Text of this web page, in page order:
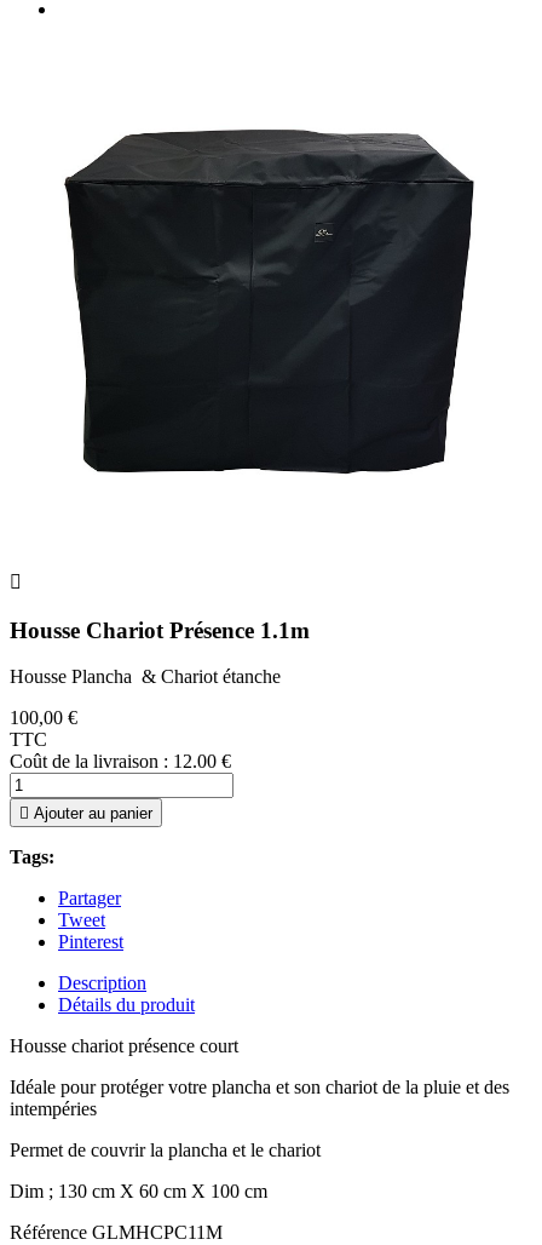

Housse Chariot Présence 1.1m
Housse Plancha & Chariot étanche
100,00 €
TTC
Coût de la livraison : 12.00 €
 Ajouter au panier
Tags:
Partager
Tweet
Pinterest
Description
Détails du produit
Housse chariot présence court
Idéale pour protéger votre plancha et son chariot de la pluie et des
intempéries
Permet de couvrir la plancha et le chariot
Dim ; 130 cm X 60 cm X 100 cm
Référence GLMHCPC11M